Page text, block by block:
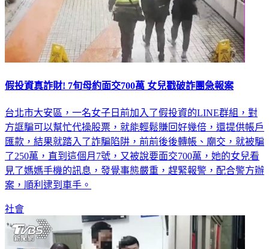
假投資真詐財! 7旬母約面交700萬 女兒戳破詐團急報案
台北市大安區，一名女子日前加入了假投資的LINE群組，對
方誆騙可以幫忙代操股票，就能輕鬆賺回好幾倍，還提供帳戶
匯款，結果就踏入了詐騙陷阱，前前後後轉帳、廟交，就被騙
了250萬，直到這個月7號，又被說要面交700萬，她的女兒看
見了媽媽手機的訊息，發覺事態嚴重，趕緊報警，配合警方辦
案，順利逮到車手。
社會